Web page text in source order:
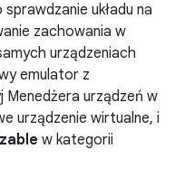
układu na
zachowania w
urządzeniach
emulator z
Menedżera urządzeń w
urządzenie wirtualne, i
w kategorii